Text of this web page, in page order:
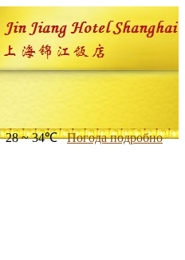
28 ~ 34℃ Погода подробно